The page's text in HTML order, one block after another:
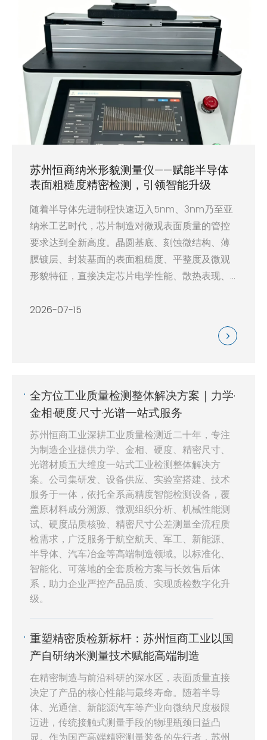
苏州恒商纳米形貌测量仪——赋能半导体
表面粗糙度精密检测，引领智能升级
随着半导体先进制程快速迈入5nm、3nm乃至亚
纳米工艺时代，芯片制造对微观表面质量的管控
要求达到全新高度。晶圆基底、刻蚀微结构、薄
膜镀层、封装基面的表面粗糙度、平整度及微观
形貌特征，直接决定芯片电学性能、散热表现、
可或缺的核心质控环节。传统接触式检测设备因
易损伤工件、检测精度有限、数据重复性差、结
构检测盲区多等问题，已无法满足高端半导体产
苏州恒商工业深耕精密微观检测领域，聚焦半导
体制造行业痛点与工艺迭代需求，自主研发推出
共聚焦核心技术，突破传统检测设备的技术瓶
颈，打破进口设备长期垄断格局，以无损检测、
亚纳米级高精度、复杂结构全覆盖、产线级适
配、智能数据管理等核心优势，全方位赋能半导
体表面粗糙度精密检测，助力半导体制造质控体
系数字化、智能化升级。
2026-07-15
全方位工业质量检测整体解决方案｜力学·
金相·硬度·尺寸·光谱一站式服务
苏州恒商工业深耕工业质量检测近二十年，专注
为制造企业提供力学、金相、硬度、精密尺寸、
光谱材质五大维度一站式工业检测整体解决方
案。公司集研发、设备供应、实验室搭建、技术
服务于一体，依托全系高精度智能检测设备，覆
盖原材料成分溯源、微观组织分析、机械性能测
试、硬度品质核验、精密尺寸公差测量全流程质
检需求，广泛服务于航空航天、军工、新能源、
半导体、汽车冶金等高端制造领域。以标准化、
智能化、可落地的全套质检方案与长效售后体
系，助力企业严控产品品质、实现质检数字化升
级。
重塑精密质检新标杆：苏州恒商工业以国
产自研纳米测量技术赋能高端制造
在精密制造与前沿科研的深水区，表面质量直接
决定了产品的核心性能与最终寿命。随着半导
体、光通信、新能源汽车等产业向微纳尺度极限
迈进，传统接触式测量手段的物理瓶颈日益凸